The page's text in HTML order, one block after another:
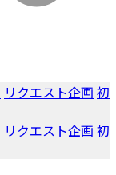
リクエスト企画 初
リクエスト企画 初